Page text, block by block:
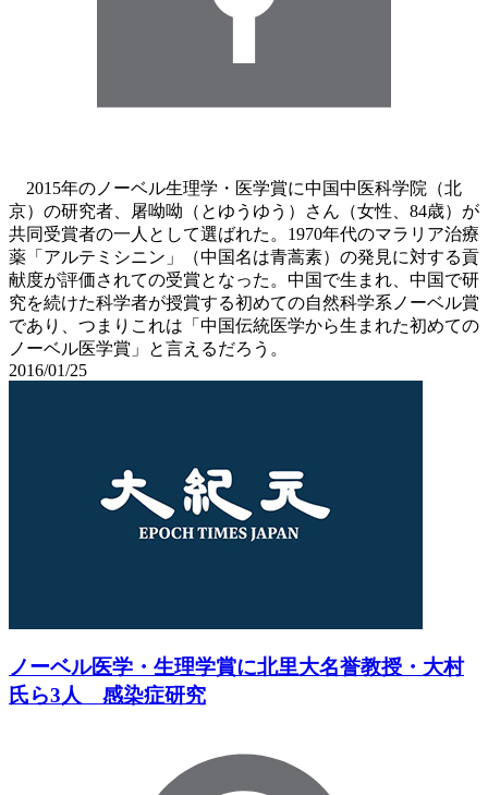
2015年のノーベル生理学・医学賞に中国中医科学院（北
京）の研究者、屠呦呦（とゆうゆう）さん（女性、84歳）が
共同受賞者の一人として選ばれた。1970年代のマラリア治療
薬「アルテミシニン」（中国名は青蒿素）の発見に対する貢
献度が評価されての受賞となった。中国で生まれ、中国で研
究を続けた科学者が授賞する初めての自然科学系ノーベル賞
であり、つまりこれは「中国伝統医学から生まれた初めての
ノーベル医学賞」と言えるだろう。
2016/01/25
ノーベル医学・生理学賞に北里大名誉教授・大村
氏ら3人 感染症研究